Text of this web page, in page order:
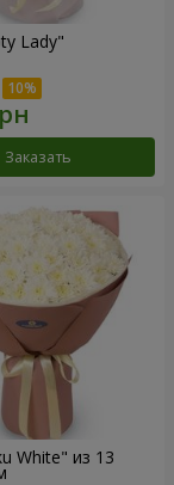
Lady"
Заказать
White" из 13